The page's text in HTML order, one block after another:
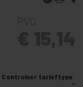
Controleer tarieftype